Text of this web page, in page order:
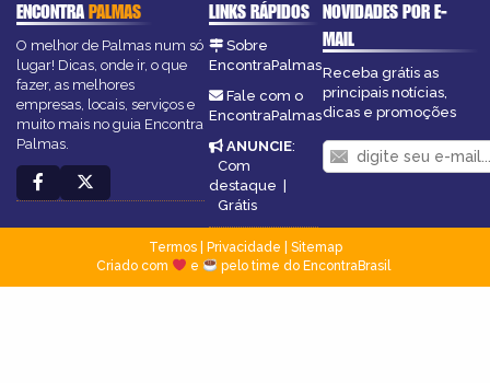
ENCONTRAPALMAS
O melhor de Palmas num só
lugar! Dicas, onde ir, o que
fazer, as melhores
empresas, locais, serviços e
muito mais no guia Encontra
Palmas.
LINKS RÁPIDOS
Sobre
EncontraPalmas
Fale com o
EncontraPalmas
ANUNCIE:
Com
destaque
Grátis
NOVIDADES POR E-
MAIL
Receba grátis as
principais notícias,
dicas e promoções
Termos| Privacidade
Sitemap
Criado com
e pelo time do EncontraBrasil